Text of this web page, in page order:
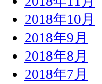
2018年10月
2018年9月
2018年8月
2018年7月